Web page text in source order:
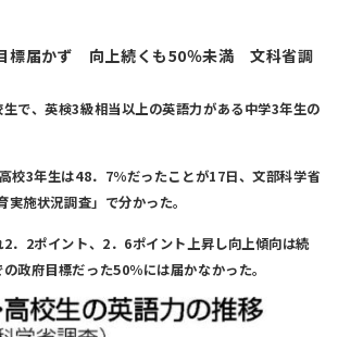
標届かず 向上続くも50％未満 文科省調
で、英検3級相当以上の英語力がある中学3年生の
校3年生は48．7％だったことが17日、文部科学省
施状況調査」で分かった。
．2ポイント、2．6ポイント上昇し向上傾向は続
政府目標だった50％には届かなかった。